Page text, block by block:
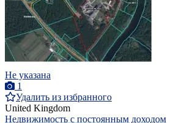
Не указана
1
Удалить из избранного
United Kingdom
Недвижимость с постоянным доходом